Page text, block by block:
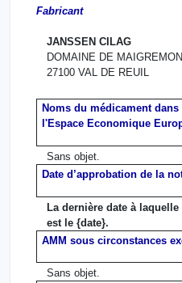
Fabricant
JANSSEN CILAG
DOMAINE DE
27100 VAL DE REUIL
Noms du médicament
l'Espace Economique
Sans objet.
Date d’approbation de la
La dernière date à
est le {date}.
AMM sous circonstances
Sans objet.